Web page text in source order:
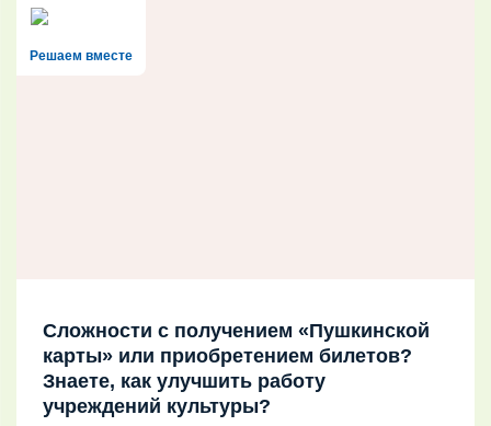
Решаем вместе
Сложности с получением «Пушкинской
карты» или приобретением билетов?
Знаете, как улучшить работу
учреждений культуры?